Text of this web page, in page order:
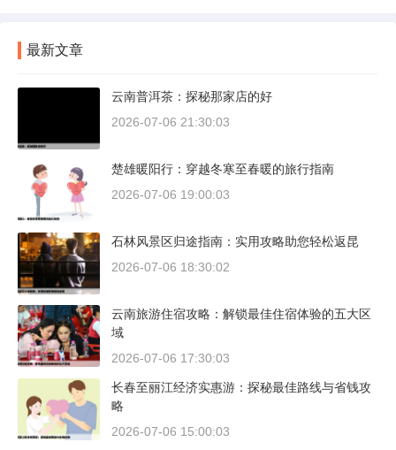
最新文章
云南普洱茶：探秘那家店的好
2026-07-06 21:30:03
楚雄暖阳行：穿越冬寒至春暖的旅行指南
2026-07-06 19:00:03
石林风景区归途指南：实用攻略助您轻松返昆
2026-07-06 18:30:02
云南旅游住宿攻略：解锁最佳住宿体验的五大区
域
2026-07-06 17:30:03
长春至丽江经济实惠游：探秘最佳路线与省钱攻
略
2026-07-06 15:00:03